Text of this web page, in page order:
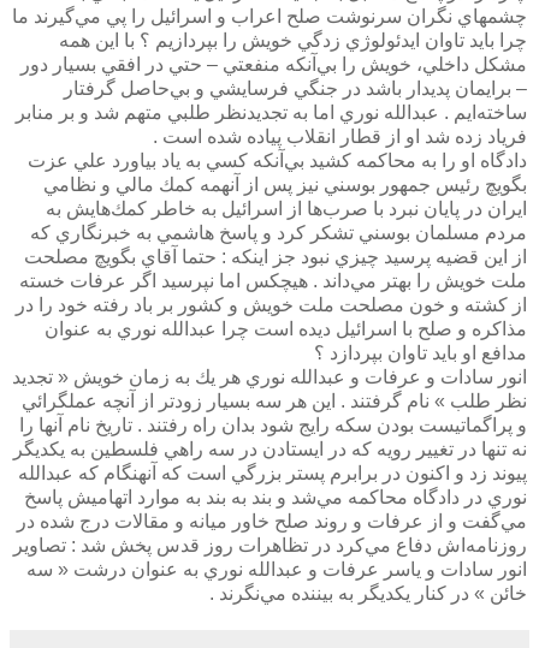
چشمهاي نگران سرنوشت صلح اعراب و اسرائيل را پي مي‌گيرند ما
چرا بايد تاوان ايدئولوژي زدگي خويش را بپردازيم ؟ با اين همه
مشكل داخلي، خويش را بي‌آنكه منفعتي – حتي در افقي بسيار دور
– برايمان پديدار باشد در جنگي فرسايشي و بي‌حاصل گرفتار
ساخته‌ايم . عبدالله نوري اما به تجديدنظر طلبي متهم شد و بر منابر
فرياد زده شد او از قطار انقلاب پياده شده است .
دادگاه او را به محاكمه كشيد بي‌آنكه كسي به ياد بياورد علي عزت
بگويچ رئيس جمهور بوسني نيز پس از آنهمه كمك مالي و نظامي
ايران در پايان نبرد با صرب‌ها از اسرائيل به خاطر كمك‌هايش به
مردم مسلمان بوسني تشكر كرد و پاسخ هاشمي به خبرنگاري كه
از اين قضيه پرسيد چيزي نبود جز اينكه :‌ حتما آقاي بگويچ مصلحت
ملت خويش را بهتر مي‌داند . هيچكس اما نپرسيد اگر عرفات خسته
از كشته و خون مصلحت ملت خويش و كشور بر باد رفته خود را در
مذاكره و صلح با اسرائيل ديده است چرا عبدالله نوري به عنوان
مدافع او بايد تاوان بپردازد ؟
انور سادات و عرفات و عبدالله نوري هر يك به زمان خويش « تجديد
نظر طلب » نام گرفتند . اين هر سه بسيار زودتر از آنچه عملگرائي
و پراگماتيست بودن سكه رايج شود بدان راه رفتند . تاريخ نام آنها را
نه تنها در تغيير رويه كه در ايستادن در سه راهي فلسطين به يكديگر
پيوند زد و اكنون در برابرم پستر بزرگي است كه آنهنگام كه عبدالله
نوري در دادگاه محاكمه مي‌شد و بند به بند به موارد اتهاميش پاسخ
مي‌گفت و از عرفات و روند صلح خاور ميانه و مقالات درج شده در
روزنامه‌اش دفاع مي‌كرد در تظاهرات روز قدس پخش شد : تصاوير
انور سادات و ياسر عرفات و عبدالله نوري به عنوان درشت « سه
خائن » در كنار يكديگر به بيننده مي‌نگرند .